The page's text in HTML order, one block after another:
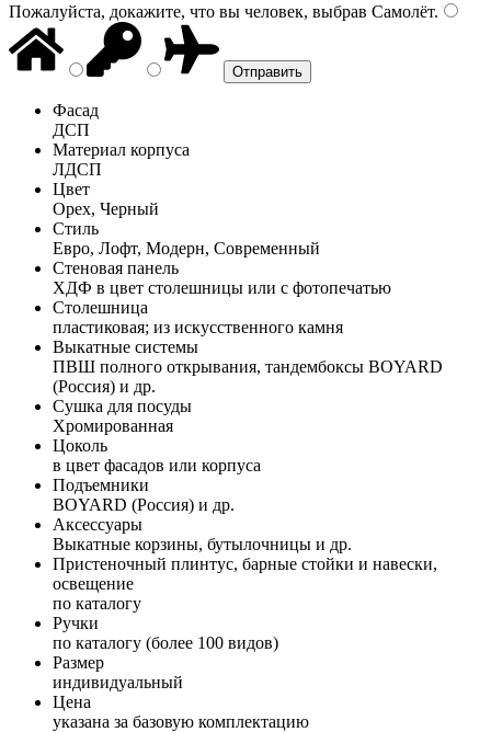
Пожалуйста, докажите, что вы человек, выбрав Самолёт.
Фасад
ДСП
Материал корпуса
ЛДСП
Цвет
Орех, Черный
Стиль
Евро, Лофт, Модерн, Современный
Стеновая панель
ХДФ в цвет столешницы или с фотопечатью
Столешница
пластиковая; из искусственного камня
Выкатные системы
ПВШ полного открывания, тандембоксы BOYARD
(Россия) и др.
Сушка для посуды
Хромированная
Цоколь
в цвет фасадов или корпуса
Подъемники
BOYARD (Россия) и др.
Аксессуары
Выкатные корзины, бутылочницы и др.
Пристеночный плинтус, барные стойки и навески,
освещение
по каталогу
Ручки
по каталогу (более 100 видов)
Размер
индивидуальный
Цена
указана за базовую комплектацию